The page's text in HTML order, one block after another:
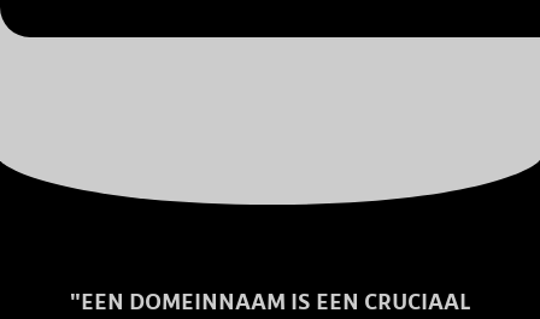
"EEN DOMEINNAAM IS EEN CRUCIAAL